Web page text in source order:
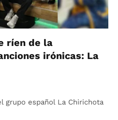
ríen de la
irónicas: La
grupo español La Chirichota